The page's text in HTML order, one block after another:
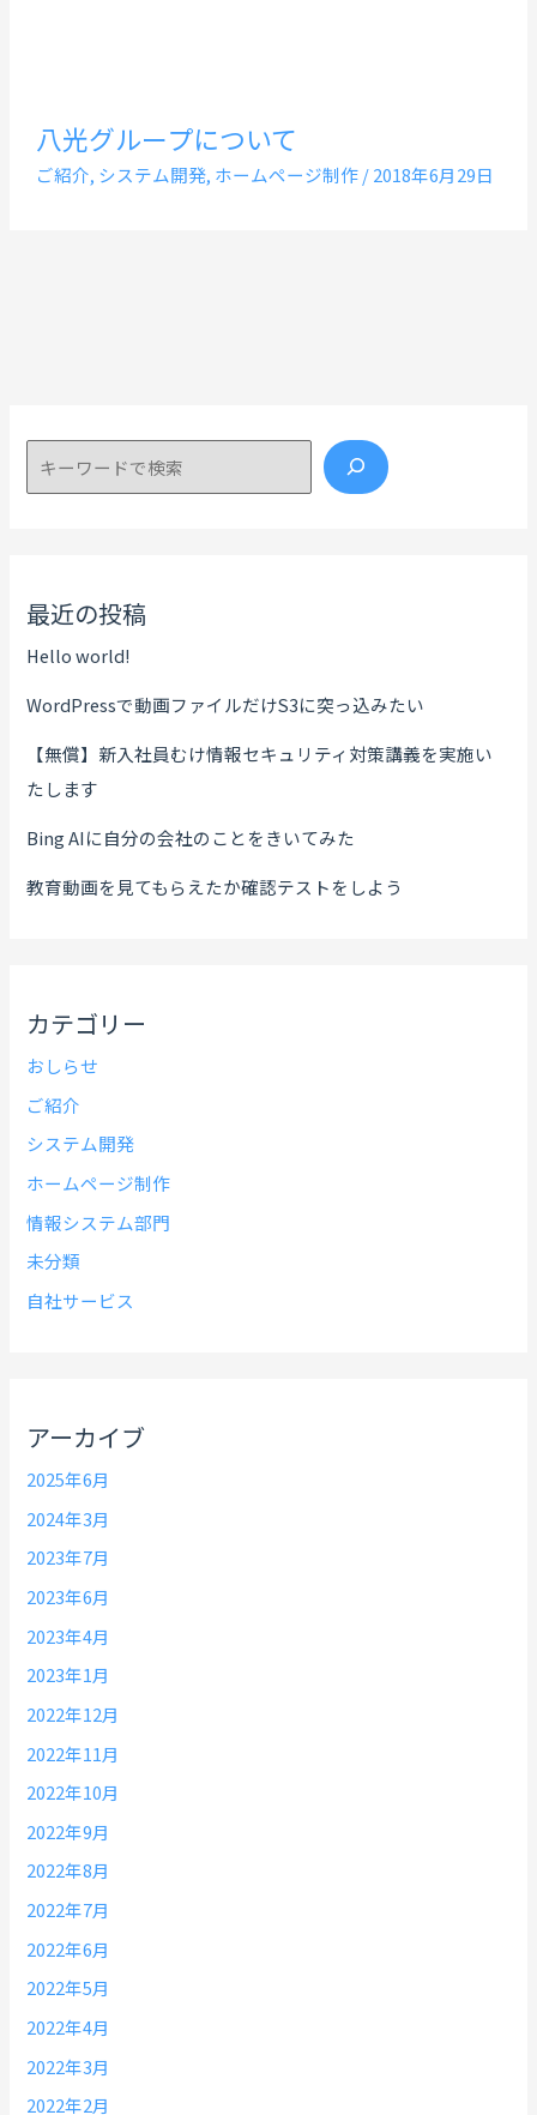
八光グループについて
ご紹介, システム開発, ホームページ制作/2018年6月29日
検索
最近の投稿
Hello world!
WordPressで動画ファイルだけS3に突っ込みたい
【無償】新入社員むけ情報セキュリティ対策講義を実施い
たします
Bing AIに自分の会社のことをきいてみた
教育動画を見てもらえたか確認テストをしよう
カテゴリー
おしらせ
ご紹介
システム開発
ホームページ制作
情報システム部門
未分類
自社サービス
アーカイブ
2025年6月
2024年3月
2023年7月
2023年6月
2023年4月
2023年1月
2022年12月
2022年11月
2022年10月
2022年9月
2022年8月
2022年7月
2022年6月
2022年5月
2022年4月
2022年3月
2022年2月